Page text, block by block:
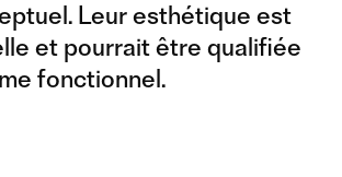
Leur esthétique est
et pourrait être qualifiée
fonctionnel.